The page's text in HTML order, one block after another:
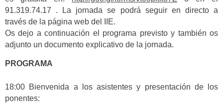
91.319.74.17 . La jornada se podrá seguir en directo a
través de la página web del IIE.
Os dejo a continuación el programa previsto y también os
adjunto un documento explicativo de la jornada.
PROGRAMA
18:00 Bienvenida a los asistentes y presentación de los
ponentes: